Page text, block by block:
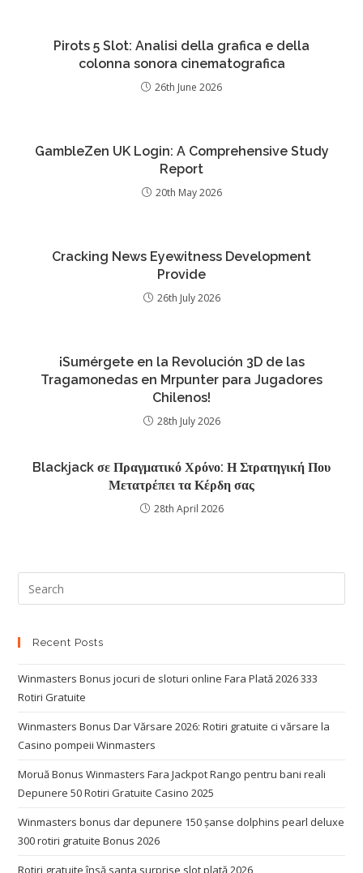
Pirots 5 Slot: Analisi della grafica e della
colonna sonora cinematografica
26th June 2026
GambleZen UK Login: A Comprehensive Study
Report
20th May 2026
Cracking News Eyewitness Development
Provide
26th July 2026
¡Sumérgete en la Revolución 3D de las
Tragamonedas en Mrpunter para Jugadores
Chilenos!
28th July 2026
Blackjack σε Πραγματικό Χρόνο: Η Στρατηγική Που
Μετατρέπει τα Κέρδη σας
28th April 2026
Recent Posts
Winmasters Bonus jocuri de sloturi online Fara Plată 2026 333
Rotiri Gratuite
Winmasters Bonus Dar Vărsare 2026: Rotiri gratuite ci vărsare la
Casino pompeii Winmasters
Moruă Bonus Winmasters Fara Jackpot Rango pentru bani reali
Depunere 50 Rotiri Gratuite Casino 2025
Winmasters bonus dar depunere 150 șanse dolphins pearl deluxe
300 rotiri gratuite Bonus 2026
Rotiri gratuite însă santa surprise slot plată 2026